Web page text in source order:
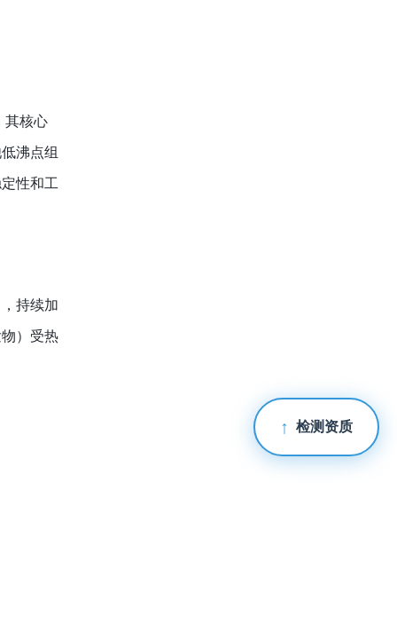
其核心
沸点组
性和工
持续加
）受热
检测资质